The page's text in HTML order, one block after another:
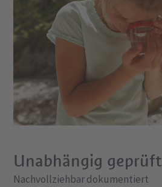
Unabhängig geprüft
Nachvollziehbar dokumentiert